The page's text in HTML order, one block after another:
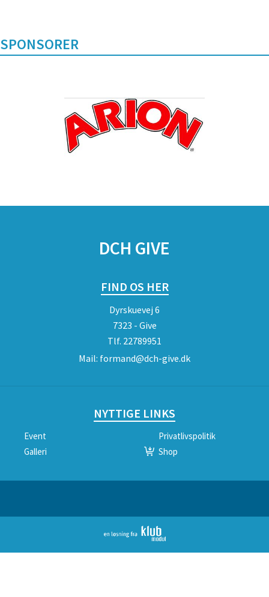
SPONSORER
DCH GIVE
FIND OS HER
Dyrskuevej 6
7323 - Give
Tlf. 22789951
Mail: formand@dch-give.dk
NYTTIGE LINKS
Event
Privatlivspolitik
Galleri
Shop